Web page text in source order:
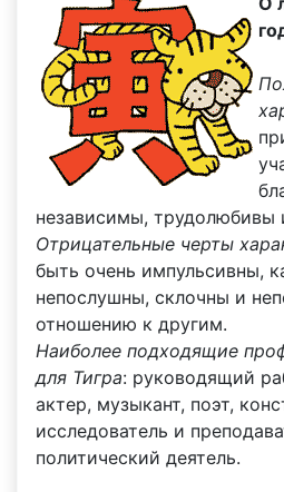
независимы, трудолюбивы
Отрицательные черты
быть очень импульсивны,
непослушны, склочны и
отношению к другим.
Наиболее подходящие
для Тигра: руководящий
актер, музыкант, поэт,
исследователь и
политический деятель.